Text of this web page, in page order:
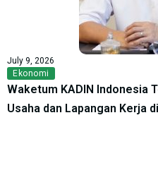
July 9, 2026
Ekonomi
Waketum KADIN Indonesia
Usaha dan Lapangan Kerja